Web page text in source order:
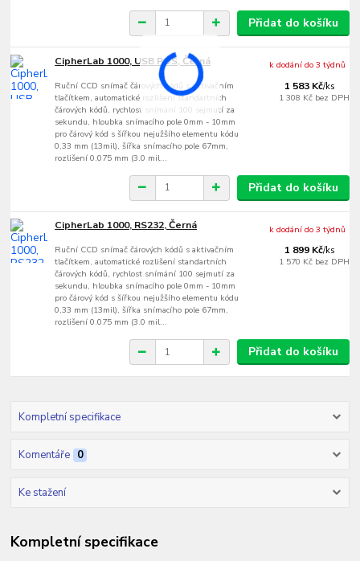
Přidat do košíku
CipherLab 1000, USB POS, Černá
Ruční CCD snímač čárových kódů s aktivačním
tlačítkem, automatické rozlišení standartních
čárových kódů, rychlost snímání 100 sejmutí za
sekundu, hloubka snímacího pole 0mm - 10mm
pro čárový kód s šířkou nejužšího elementu kódu
0,33 mm (13mil), šířka snímacího pole 67mm,
rozlišení 0.075 mm (3.0 mil...
1 583 Kč/ks
1 308 Kč bez DPH
k dodání do 3 týdnů
Přidat do košíku
CipherLab 1000, RS232, Černá
Ruční CCD snímač čárových kódů s aktivačním
tlačítkem, automatické rozlišení standartních
čárových kódů, rychlost snímání 100 sejmutí za
sekundu, hloubka snímacího pole 0mm - 10mm
pro čárový kód s šířkou nejužšího elementu kódu
0,33 mm (13mil), šířka snímacího pole 67mm,
rozlišení 0.075 mm (3.0 mil...
1 899 Kč/ks
1 570 Kč bez DPH
k dodání do 3 týdnů
Přidat do košíku
Kompletní specifikace
Komentáře 0
Ke stažení
Kompletní specifikace